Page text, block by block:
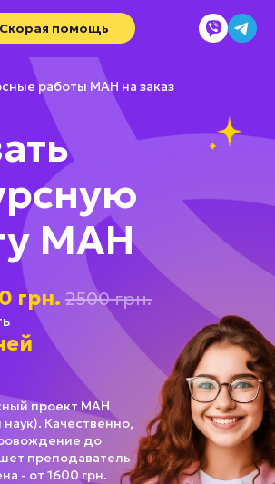
Скорая помощь
работы МАН на заказ
МАН
грн. 2500 грн.
проект МАН
Качественно,
до
преподаватель
- от 1600 грн.